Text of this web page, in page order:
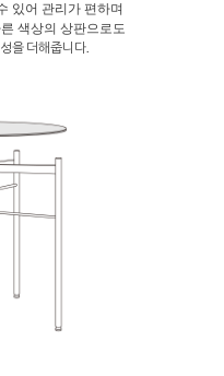
있어 관리가 편하며
색상의 상판으로도
을 더해줍니다.